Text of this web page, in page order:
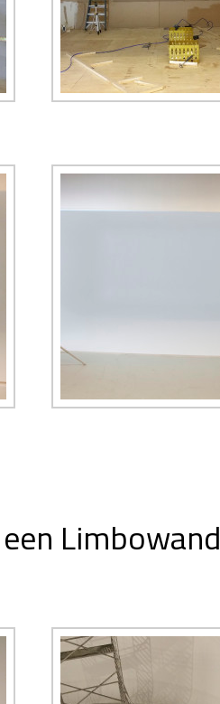
Limbowand